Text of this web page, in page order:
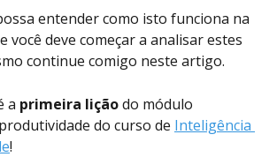
entender como isto funciona na
você deve começar a analisar estes
continue comigo neste artigo.
a primeira lição do módulo
do curso de Inteligência
!